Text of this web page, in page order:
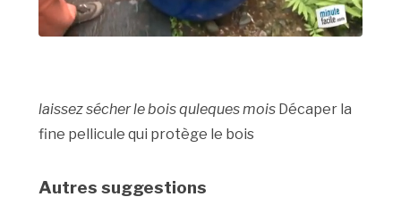
laissez sécher le bois quleques mois Décaper la
fine pellicule qui protège le bois
Autres suggestions